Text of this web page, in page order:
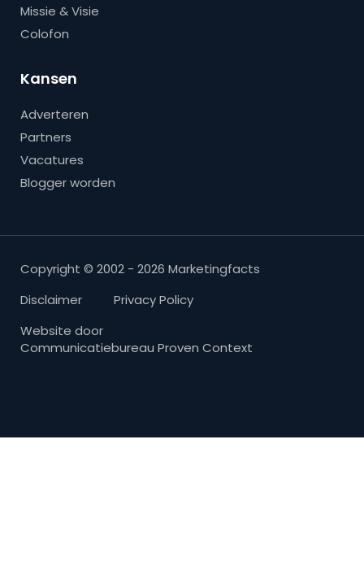
Missie & Visie
Colofon
Kansen
Adverteren
Partners
Vacatures
Blogger worden
Copyright © 2002 - 2026 Marketingfacts
Disclaimer
Privacy Policy
Website door
Communicatiebureau Proven Context